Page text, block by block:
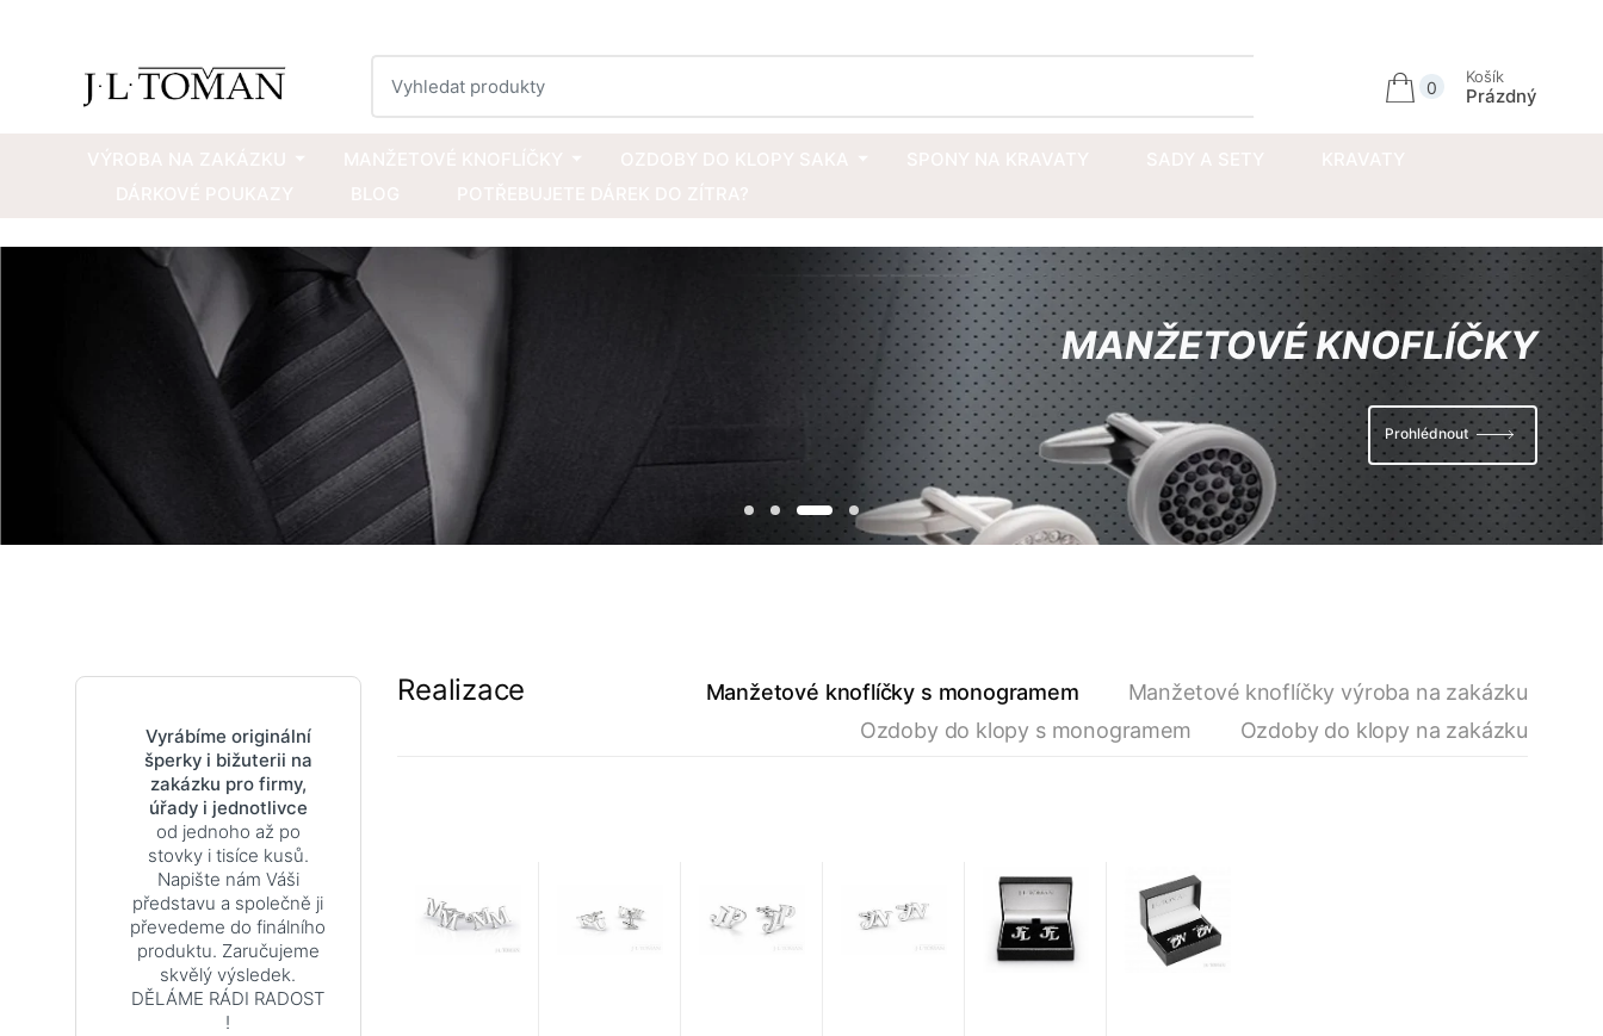
0
Košík
Prázdný
MANŽETOVÉ KNOFLÍČKY
Prohlédnout
Realizace Manžetové knoflíčky s monogramem
Manžetové knoflíčky výroba na zakázku
Ozdoby do klopy s monogramem
Ozdoby do klopy na zakázku
Vyrábíme originální
šperky i bižuterii na
zakázku pro firmy,
úřady i jednotlivce
od jednoho až po
stovky i tisíce kusů.
Napište nám Váši
představu a společně ji
převedeme do finálního
produktu. Zaručujeme
skvělý výsledek.
DĚLÁME RÁDI RADOST
!